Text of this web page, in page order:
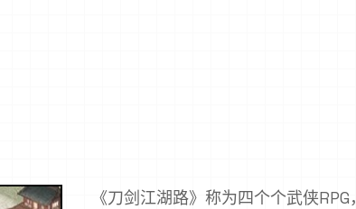
《刀剑江湖路》称为四个个武侠